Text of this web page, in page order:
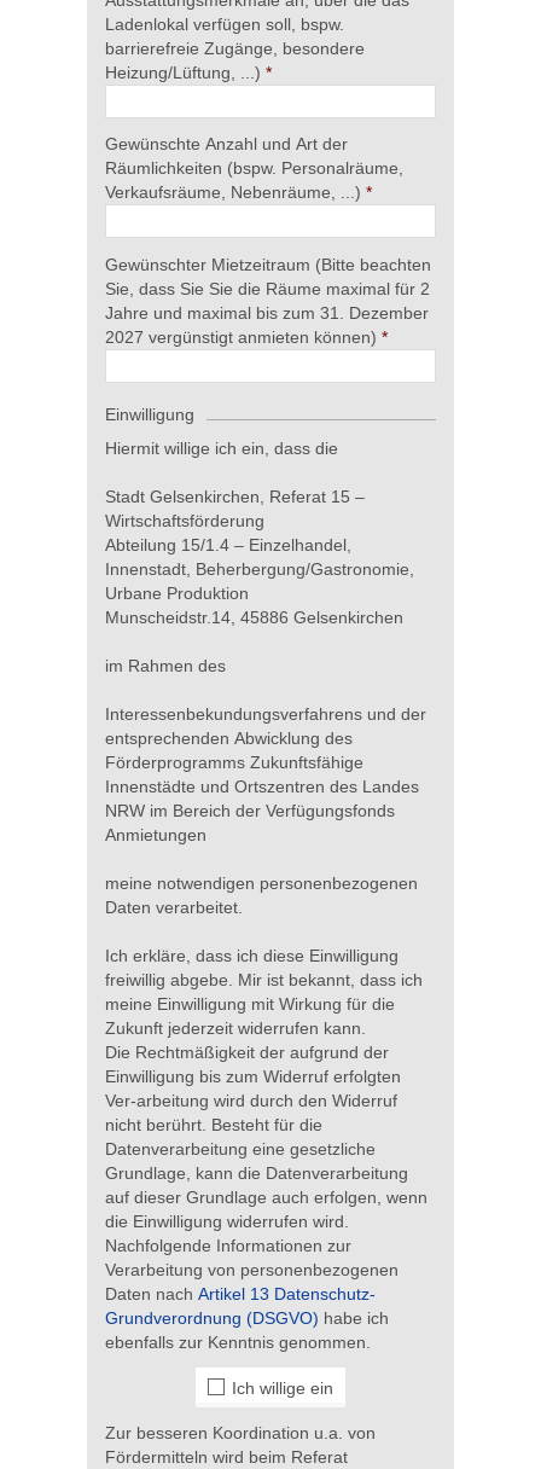
Ladenlokal verfügen soll, bspw.
barrierefreie Zugänge, besondere
Heizung/Lüftung, ...)
Gewünschte Anzahl und Art der
Räumlichkeiten (bspw. Personalräume,
Verkaufsräume, Nebenräume, ...)
Gewünschter Mietzeitraum (Bitte beachten
Sie, dass Sie Sie die Räume maximal für 2
Jahre und maximal bis zum 31. Dezember
2027 vergünstigt anmieten können)
Einwilligung
Hiermit willige ich ein, dass die
Stadt Gelsenkirchen, Referat 15 –
Wirtschaftsförderung
Abteilung 15/1.4 – Einzelhandel,
Innenstadt, Beherbergung/Gastronomie,
Urbane Produktion
Munscheidstr.14, 45886 Gelsenkirchen
im Rahmen des
Interessenbekundungsverfahrens und der
entsprechenden Abwicklung des
Förderprogramms Zukunftsfähige
Innenstädte und Ortszentren des Landes
NRW im Bereich der Verfügungsfonds
Anmietungen
meine notwendigen personenbezogenen
Daten verarbeitet.
Ich erkläre, dass ich diese Einwilligung
freiwillig abgebe. Mir ist bekannt, dass ich
meine Einwilligung mit Wirkung für die
Zukunft jederzeit widerrufen kann.
Die Rechtmäßigkeit der aufgrund der
Einwilligung bis zum Widerruf erfolgten
Ver-arbeitung wird durch den Widerruf
nicht berührt. Besteht für die
Datenverarbeitung eine gesetzliche
Grundlage, kann die Datenverarbeitung
auf dieser Grundlage auch erfolgen, wenn
die Einwilligung widerrufen wird.
Nachfolgende Informationen zur
Verarbeitung von personenbezogenen
Daten nach Artikel 13 Datenschutz-
Grundverordnung (DSGVO) habe ich
ebenfalls zur Kenntnis genommen.
Ich willige ein
Zur besseren Koordination u.a. von
Fördermitteln wird beim Referat